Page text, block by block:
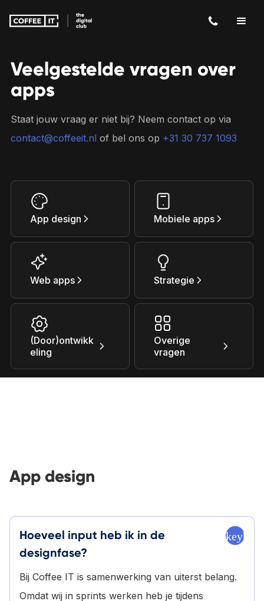
Veelgestelde vragen over
apps
Staat jouw vraag er niet bij? Neem contact op via
contact@coffeeit.nlof bel ons op +31 30 737 1093
App design Mobiele apps
Web apps Strategie
(Door)ontwikk
eling
Overige
vragen
App design
Hoeveel input heb ik in de
designfase?
Bij Coffee IT is samenwerking van uiterst belang.
Omdat wij in sprints werken heb je tijdens